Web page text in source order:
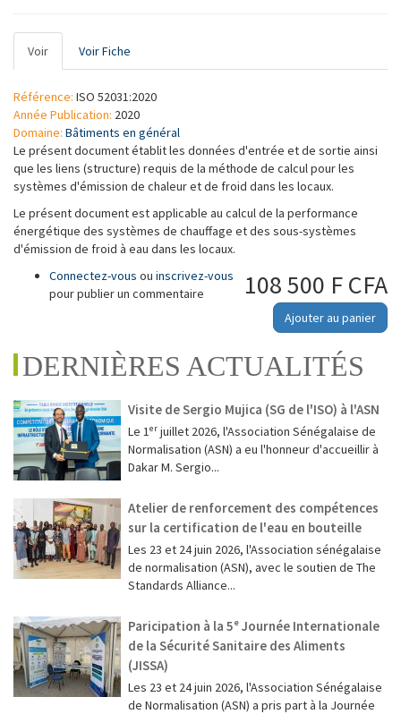
Onglets
principaux
Voir (onglet
actif)
Voir Fiche
Référence: ISO 52031:2020
Année Publication: 2020
Domaine: Bâtiments en général
Le présent document établit les données d'entrée et de sortie ainsi
que les liens (structure) requis de la méthode de calcul pour les
systèmes d'émission de chaleur et de froid dans les locaux.
Le présent document est applicable au calcul de la performance
énergétique des systèmes de chauffage et des sous-systèmes
d'émission de froid à eau dans les locaux.
108 500 F CFA
Ajouter au panier
Connectez-vous ou inscrivez-vous
pour publier un commentaire
DERNIÈRES ACTUALITÉS
Visite de Sergio Mujica (SG de l'ISO) à l'ASN
Le 1ᵉʳ juillet 2026, l'Association Sénégalaise de
Normalisation (ASN) a eu l'honneur d'accueillir à
Dakar M. Sergio...
Atelier de renforcement des compétences
sur la certification de l'eau en bouteille
Les 23 et 24 juin 2026, l'Association sénégalaise
de normalisation (ASN), avec le soutien de The
Standards Alliance...
Paricipation à la 5ᵉ Journée Internationale
de la Sécurité Sanitaire des Aliments
(JISSA)
‎Les 23 et 24 juin 2026, l'Association Sénégalaise
de Normalisation (ASN) a pris part à la Journée